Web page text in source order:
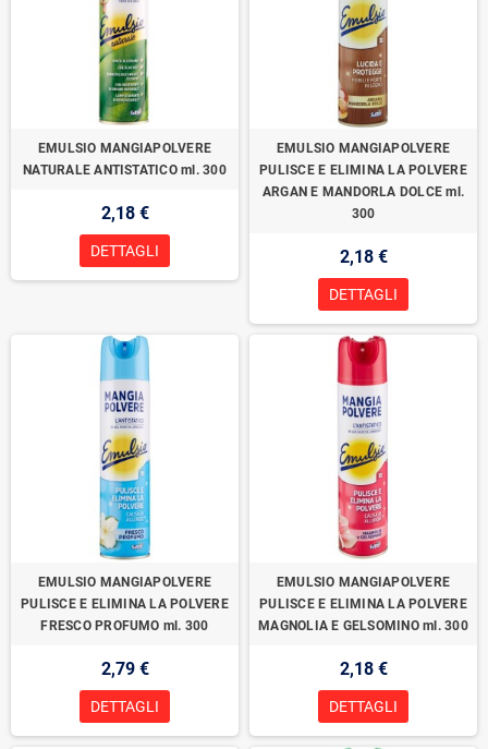
EMULSIO MANGIAPOLVERE
NATURALE ANTISTATICO ml. 300
2,18 €
DETTAGLI
EMULSIO MANGIAPOLVERE
PULISCE E ELIMINA LA POLVERE
ARGAN E MANDORLA DOLCE ml.
300
2,18 €
DETTAGLI
EMULSIO MANGIAPOLVERE
PULISCE E ELIMINA LA POLVERE
FRESCO PROFUMO ml. 300
2,79 €
DETTAGLI
EMULSIO MANGIAPOLVERE
PULISCE E ELIMINA LA POLVERE
MAGNOLIA E GELSOMINO ml. 300
2,18 €
DETTAGLI